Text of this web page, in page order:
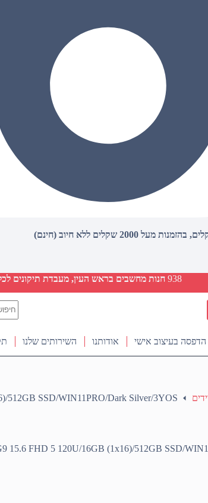
938 חנות מחשבים בראש העין, מעבדת תיקונים
הדפסה בעיצוב אישי אודותנו השירותים שלנו
512GB SSD/WIN11PRO/Dark Silver/3YOS